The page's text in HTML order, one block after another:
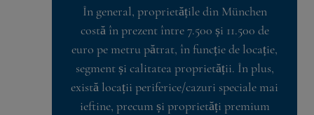
În general, proprietățile din München
costă în prezent între 7.500 și 11.500 de
euro pe metru pătrat, în funcție de locație,
segment și calitatea proprietății. În plus,
există locații periferice/cazuri speciale mai
ieftine, precum și proprietăți premium